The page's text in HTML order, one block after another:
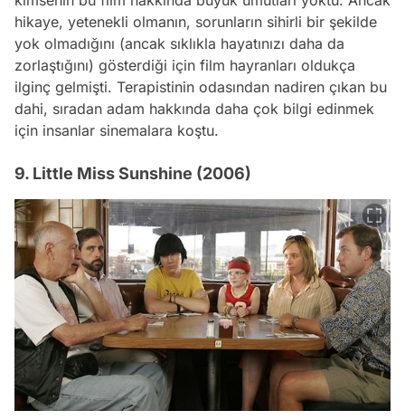
hikaye, yetenekli olmanın, sorunların sihirli bir şekilde
yok olmadığını (ancak sıklıkla hayatınızı daha da
zorlaştığını) gösterdiği için film hayranları oldukça
ilginç gelmişti. Terapistinin odasından nadiren çıkan bu
dahi, sıradan adam hakkında daha çok bilgi edinmek
için insanlar sinemalara koştu.
9. Little Miss Sunshine (2006)